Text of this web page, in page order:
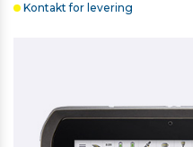
Kontakt for levering